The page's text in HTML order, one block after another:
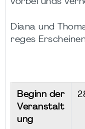
vorbei unds
Diana und
reges
Beginn der
Veranstalt
ung